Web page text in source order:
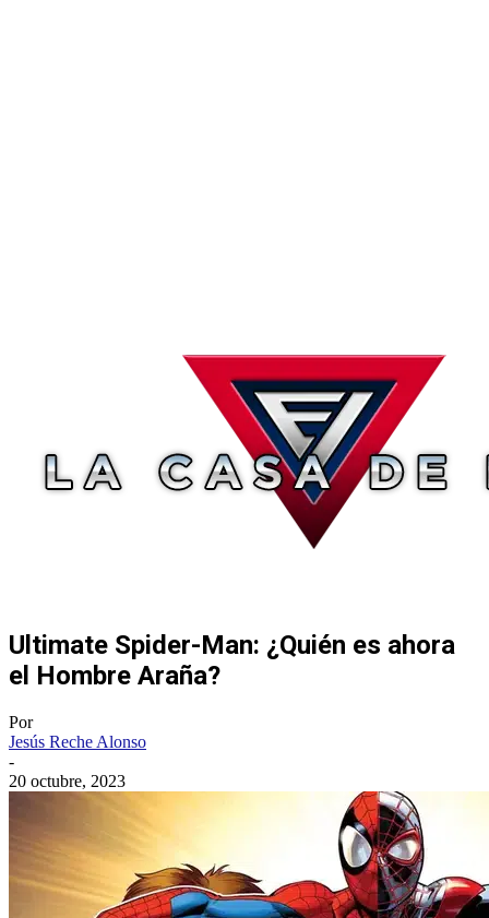
Ultimate Spider-Man: ¿Quién es ahora
el Hombre Araña?
Por
Jesús Reche Alonso
-
20 octubre, 2023